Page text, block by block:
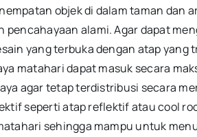
objek di dalam taman dan
pencahayaan alami. Agar dapat
yang terbuka dengan atap
matahari dapat masuk secara
agar tetap terdistribusi secara
seperti atap reflektif atau cool
sehingga mampu untuk